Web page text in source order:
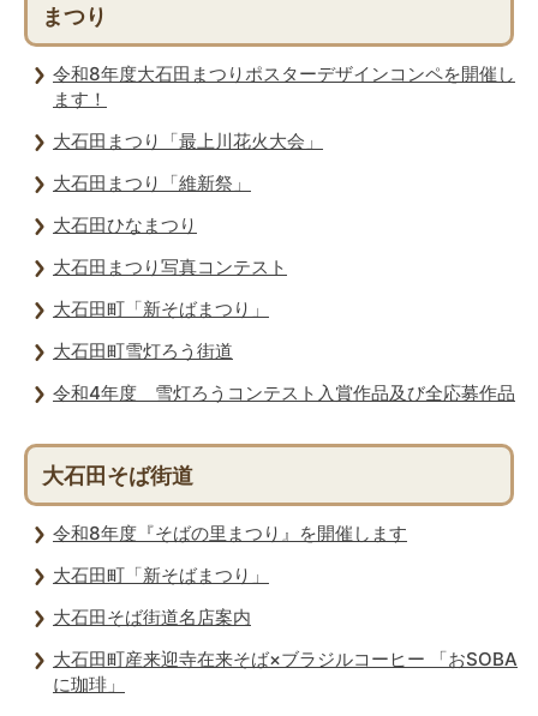
まつり
令和8年度大石田まつりポスターデザインコンペを開催し
ます！
大石田まつり「最上川花火大会」
大石田まつり「維新祭」
大石田ひなまつり
大石田まつり写真コンテスト
大石田町「新そばまつり」
大石田町雪灯ろう街道
令和4年度 雪灯ろうコンテスト入賞作品及び全応募作品
大石田そば街道
令和8年度『そばの里まつり』を開催します
大石田町「新そばまつり」
大石田そば街道名店案内
大石田町産来迎寺在来そば×ブラジルコーヒー 「おSOBA
に珈琲」